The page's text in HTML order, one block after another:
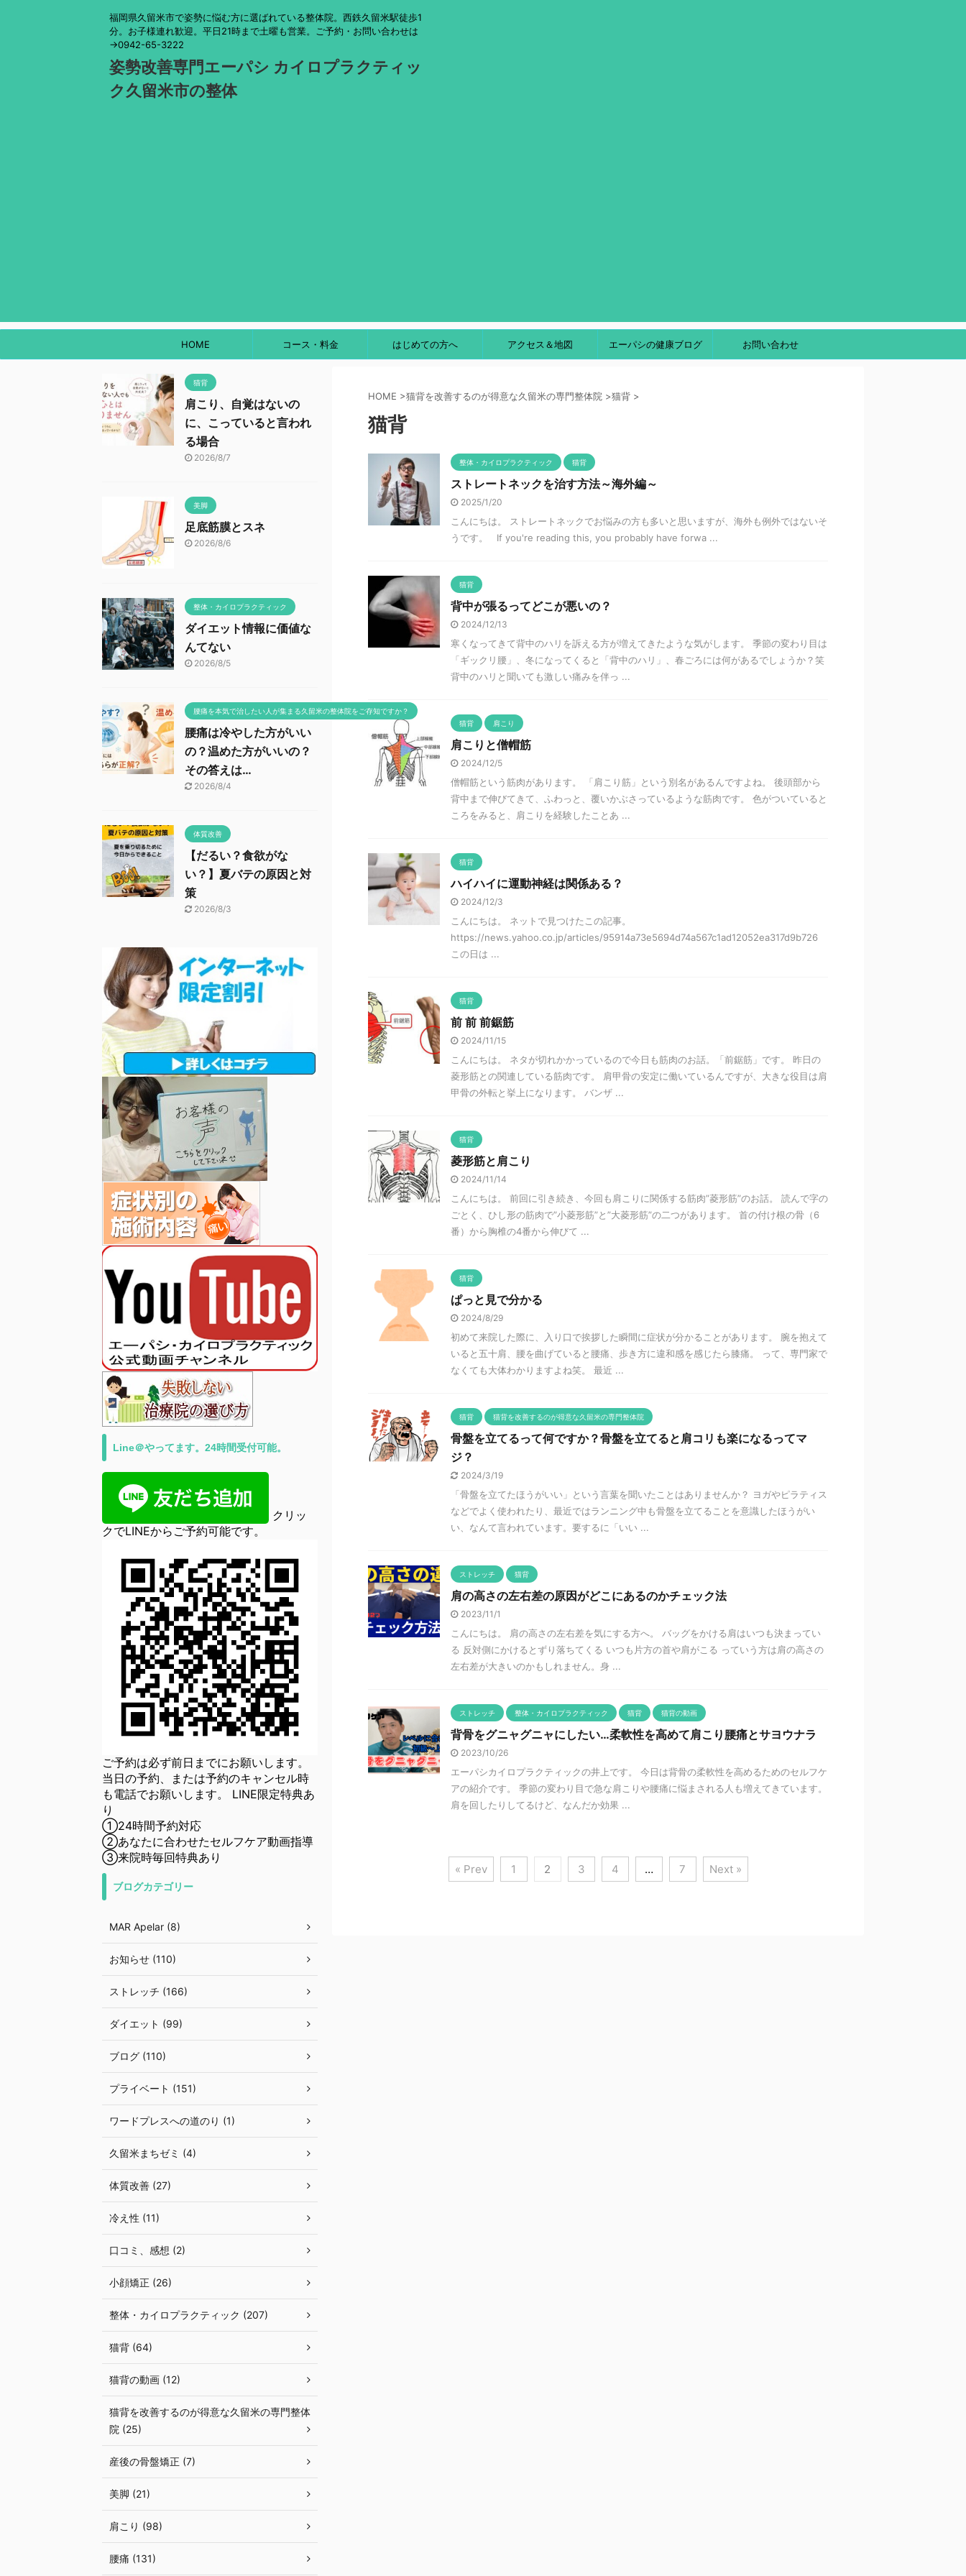
福岡県久留米市で姿勢に悩む方に選ばれている整体院。西鉄久留米駅徒歩1
分。お子様連れ歓迎。平日21時まで土曜も営業。ご予約・お問い合わせは
→0942-65-3222
姿勢改善専門エーパシ カイロプラクティッ
ク久留米市の整体
HOME コース・料金 はじめての方へ アクセス＆地図 エーパシの健康ブログ お問い合わせ
HOME >猫背を改善するのが得意な久留米の専門整体院 >猫背 >
猫背
整体・カイロプラクティック 猫背
ストレートネックを治す方法～海外編～
2025/1/20
こんにちは。 ストレートネックでお悩みの方も多いと思いますが、海外も例外ではないそ
うです。 If you're reading this, you probably have forwa ...
猫背
背中が張るってどこが悪いの？
2024/12/13
寒くなってきて背中のハリを訴える方が増えてきたような気がします。 季節の変わり目は
「ギックリ腰」、冬になってくると「背中のハリ」、春ごろには何があるでしょうか？笑
背中のハリと聞いても激しい痛みを伴っ ...
猫背 肩こり
肩こりと僧帽筋
2024/12/5
僧帽筋という筋肉があります。 「肩こり筋」という別名があるんですよね。 後頭部から
背中まで伸びてきて、ふわっと、覆いかぶさっているような筋肉です。 色がついていると
ころをみると、肩こりを経験したことあ ...
猫背
ハイハイに運動神経は関係ある？
2024/12/3
こんにちは。 ネットで見つけたこの記事。
https://news.yahoo.co.jp/articles/95914a73e5694d74a567c1ad12052ea317d9b726
この日は ...
猫背
前 前 前鋸筋
2024/11/15
こんにちは。 ネタが切れかかっているので今日も筋肉のお話。「前鋸筋」です。 昨日の
菱形筋との関連している筋肉です。 肩甲骨の安定に働いているんですが、大きな役目は肩
甲骨の外転と挙上になります。 バンザ ...
猫背
菱形筋と肩こり
2024/11/14
こんにちは。 前回に引き続き、今回も肩こりに関係する筋肉”菱形筋”のお話。 読んで字の
ごとく、ひし形の筋肉で”小菱形筋”と”大菱形筋”の二つがあります。 首の付け根の骨（6
番）から胸椎の4番から伸びて ...
猫背
ぱっと見で分かる
2024/8/29
初めて来院した際に、入り口で挨拶した瞬間に症状が分かることがあります。 腕を抱えて
いると五十肩、腰を曲げていると腰痛、歩き方に違和感を感じたら膝痛。 って、専門家で
なくても大体わかりますよね笑。 最近 ...
猫背 猫背を改善するのが得意な久留米の専門整体院
骨盤を立てるって何ですか？骨盤を立てると肩コリも楽になるってマ
ジ？
2024/3/19
「骨盤を立てたほうがいい」という言葉を聞いたことはありませんか？ ヨガやピラティス
などでよく使われたり、最近ではランニング中も骨盤を立てることを意識したほうがい
い、なんて言われています。要するに「いい ...
ストレッチ 猫背
肩の高さの左右差の原因がどこにあるのかチェック法
2023/11/1
こんにちは。 肩の高さの左右差を気にする方へ。 バッグをかける肩はいつも決まってい
る 反対側にかけるとずり落ちてくる いつも片方の首や肩がこる っていう方は肩の高さの
左右差が大きいのかもしれません。身 ...
ストレッチ 整体・カイロプラクティック 猫背 猫背の動画
背骨をグニャグニャにしたい…柔軟性を高めて肩こり腰痛とサヨウナラ
2023/10/26
エーパシカイロプラクティックの井上です。 今日は背骨の柔軟性を高めるためのセルフケ
アの紹介です。 季節の変わり目で急な肩こりや腰痛に悩まされる人も増えてきています。
肩を回したりしてるけど、なんだか効果 ...
« Prev 1 2 3 4 … 7 Next »
猫背
肩こり、自覚はないの
に、こっていると言われ
る場合
2026/8/7
美脚
足底筋膜とスネ
2026/8/6
整体・カイロプラクティック
ダイエット情報に価値な
んてない
2026/8/5
腰痛を本気で治したい人が集まる久留米の整体院をご存知ですか？
腰痛は冷やした方がいい
の？温めた方がいいの？
その答えは…
2026/8/4
体質改善
【だるい？食欲がな
い？】夏バテの原因と対
策
2026/8/3
Line＠やってます。24時間受付可能。
クリッ
クでLINEからご予約可能です。
ご予約は必ず前日までにお願いします。
当日の予約、または予約のキャンセル時
も電話でお願いします。 LINE限定特典あ
り
①24時間予約対応
②あなたに合わせたセルフケア動画指導
③来院時毎回特典あり
ブログカテゴリー
MAR Apelar (8)
お知らせ (110)
ストレッチ (166)
ダイエット (99)
ブログ (110)
プライベート (151)
ワードプレスへの道のり (1)
久留米まちゼミ (4)
体質改善 (27)
冷え性 (11)
口コミ、感想 (2)
小顔矯正 (26)
整体・カイロプラクティック (207)
猫背 (64)
猫背の動画 (12)
猫背を改善するのが得意な久留米の専門整体
院 (25)
産後の骨盤矯正 (7)
美脚 (21)
肩こり (98)
腰痛 (131)